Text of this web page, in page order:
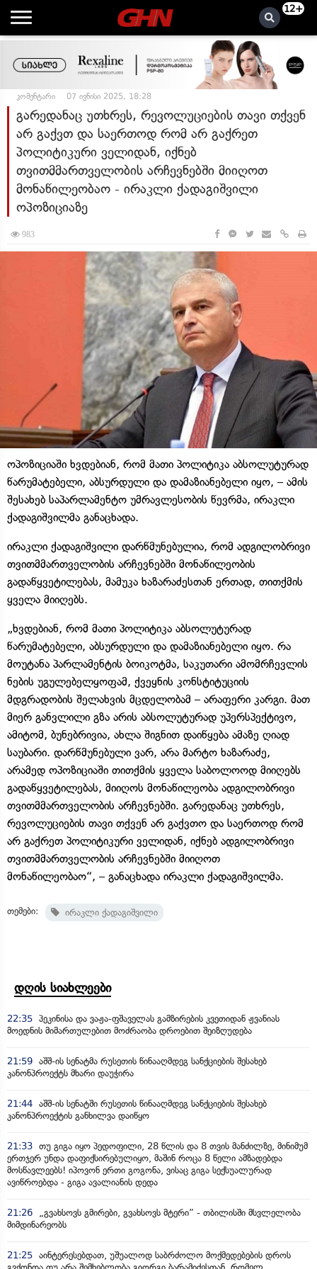
12+
კომენტარი 07 ივნისი 2025, 18:28
გარედანაც უთხრეს, რევოლუციების თავი თქვენ
არ გაქვთ და საერთოდ რომ არ გაქრეთ
პოლიტიკური ველიდან, იქნებ
თვითმმართველობის არჩევნებში მიიღოთ
მონაწილეობაო - ირაკლი ქადაგიშვილი
ოპოზიციაზე
983
ოპოზიციაში ხვდებიან, რომ მათი პოლიტიკა აბსოლუტურად
წარუმატებელი, აბსურდული და დამაზიანებელი იყო, – ამის
შესახებ საპარლამენტო უმრავლესობის წევრმა, ირაკლი
ქადაგიშვილმა განაცხადა.
ირაკლი ქადაგიშვილი დარწმუნებულია, რომ ადგილობრივი
თვითმმართველობის არჩევნებში მონაწილეობის
გადაწყვეტილებას, მამუკა ხაზარაძესთან ერთად, თითქმის
ყველა მიიღებს.
„ხვდებიან, რომ მათი პოლიტიკა აბსოლუტურად
წარუმატებელი, აბსურდული და დამაზიანებელი იყო. რა
მოუტანა პარლამენტის ბოიკოტმა, საკუთარი ამომრჩევლის
ნების უგულებელყოფამ, ქვეყნის კონსტიტუციის
მდგრადობის შელახვის მცდელობამ – არაფერი კარგი. მათ
მიერ განვლილი გზა არის აბსოლუტურად უპერსპექტივო,
ამიტომ, ბუნებრივია, ახლა შიგნით დაიწყება ამაზე ღიად
საუბარი. დარწმუნებული ვარ, არა მარტო ხაზარაძე,
არამედ ოპოზიციაში თითქმის ყველა საბოლოოდ მიიღებს
გადაწყვეტილებას, მიიღოს მონაწილეობა ადგილობრივი
თვითმმართველობის არჩევნებში. გარედანაც უთხრეს,
რევოლუციების თავი თქვენ არ გაქვთო და საერთოდ რომ
არ გაქრეთ პოლიტიკური ველიდან, იქნებ ადგილობრივი
თვითმმართველობის არჩევნებში მიიღოთ
მონაწილეობაო“, – განაცხადა ირაკლი ქადაგიშვილმა.
თემები: ირაკლი ქადაგიშვილი
დღის სიახლეები
22:35 პეკინისა და ვაჟა-ფშაველას გამზირების კვეთიდან ჟვანიას
მოედნის მიმართულებით მოძრაობა დროებით შეიზღუდება
21:59 აშშ-ის სენატმა რუსეთის წინააღმდეგ სანქციების შესახებ
კანონპროექტს მხარი დაუჭირა
21:44 აშშ-ის სენატში რუსეთის წინააღმდეგ სანქციების შესახებ
კანონპროექტის განხილვა დაიწყო
21:33 თუ გიგა იყო პედოფილი, 28 წლის და 8 თვის მანძილზე, მინიმუმ
ერთჯერ უნდა დაფიქსირებულიყო, მაშინ როცა 8 წელი ამზადებდა
მოსწავლეებს! იპოვონ ერთი გოგონა, ვისაც გიგა სექსუალურად
ავიწროებდა - გიგა ავალიანის დედა
21:26
„გვახსოვს გმირები, გვახსოვს მტერი” - თბილისში მსვლელობა
მიმდინარეობს
21:25 აინტერესებდათ, უშუალოდ საბრძოლო მოქმედებების დროს